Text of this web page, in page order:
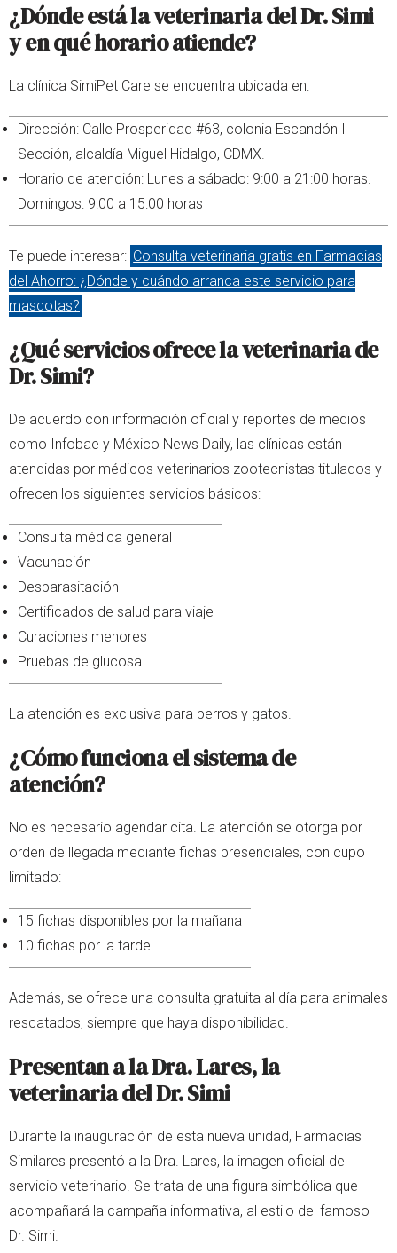
¿Dónde está la veterinaria del Dr. Simi
y en qué horario atiende?
La clínica SimiPet Care se encuentra ubicada en:
Dirección: Calle Prosperidad #63, colonia Escandón I
Sección, alcaldía Miguel Hidalgo, CDMX.
Horario de atención: Lunes a sábado: 9:00 a 21:00 horas.
Domingos: 9:00 a 15:00 horas
Te puede interesar: Consulta veterinaria gratis en Farmacias
del Ahorro: ¿Dónde y cuándo arranca este servicio para
mascotas?
¿Qué servicios ofrece la veterinaria de
Dr. Simi?
De acuerdo con información oficial y reportes de medios
como Infobae y México News Daily, las clínicas están
atendidas por médicos veterinarios zootecnistas titulados y
ofrecen los siguientes servicios básicos:
Consulta médica general
Vacunación
Desparasitación
Certificados de salud para viaje
Curaciones menores
Pruebas de glucosa
La atención es exclusiva para perros y gatos.
¿Cómo funciona el sistema de
atención?
No es necesario agendar cita. La atención se otorga por
orden de llegada mediante fichas presenciales, con cupo
limitado:
15 fichas disponibles por la mañana
10 fichas por la tarde
Además, se ofrece una consulta gratuita al día para animales
rescatados, siempre que haya disponibilidad.
Presentan a la Dra. Lares, la
veterinaria del Dr. Simi
Durante la inauguración de esta nueva unidad, Farmacias
Similares presentó a la Dra. Lares, la imagen oficial del
servicio veterinario. Se trata de una figura simbólica que
acompañará la campaña informativa, al estilo del famoso
Dr. Simi.